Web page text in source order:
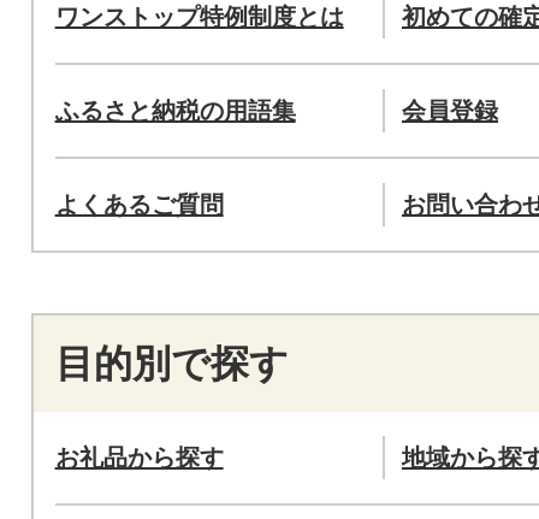
ワンストップ特例制度とは 初めての確
ふるさと納税の用語集 会員登録
よくあるご質問 お問い合わ
目的別で探す
お礼品から探す 地域から探